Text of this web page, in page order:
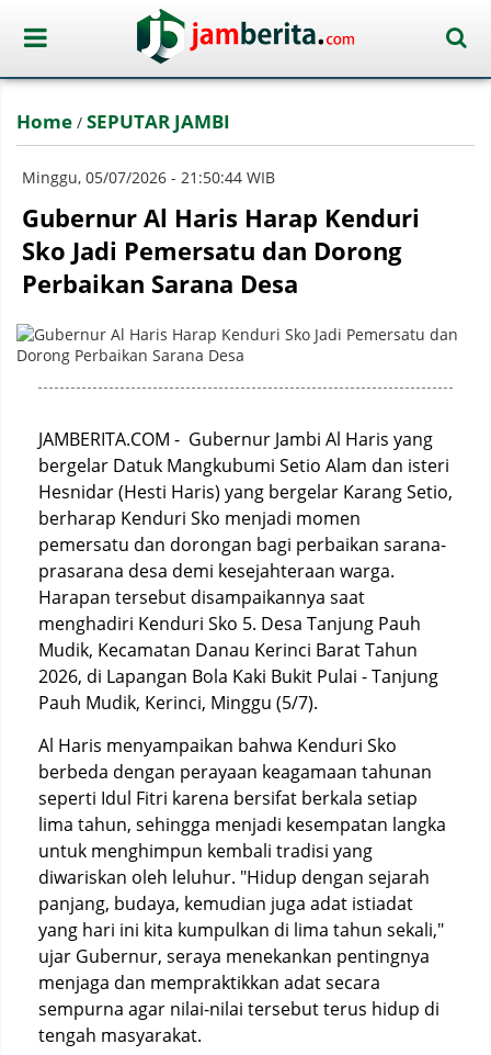
Home / SEPUTAR JAMBI
Minggu, 05/07/2026 - 21:50:44 WIB
Gubernur Al Haris Harap Kenduri
Sko Jadi Pemersatu dan Dorong
Perbaikan Sarana Desa
JAMBERITA.COM - Gubernur Jambi Al Haris yang
bergelar Datuk Mangkubumi Setio Alam dan isteri
Hesnidar (Hesti Haris) yang bergelar Karang Setio,
berharap Kenduri Sko menjadi momen
pemersatu dan dorongan bagi perbaikan sarana-
prasarana desa demi kesejahteraan warga.
Harapan tersebut disampaikannya saat
menghadiri Kenduri Sko 5. Desa Tanjung Pauh
Mudik, Kecamatan Danau Kerinci Barat Tahun
2026, di Lapangan Bola Kaki Bukit Pulai - Tanjung
Pauh Mudik, Kerinci, Minggu (5/7).
Al Haris menyampaikan bahwa Kenduri Sko
berbeda dengan perayaan keagamaan tahunan
seperti Idul Fitri karena bersifat berkala setiap
lima tahun, sehingga menjadi kesempatan langka
untuk menghimpun kembali tradisi yang
diwariskan oleh leluhur. "Hidup dengan sejarah
panjang, budaya, kemudian juga adat istiadat
yang hari ini kita kumpulkan di lima tahun sekali,"
ujar Gubernur, seraya menekankan pentingnya
menjaga dan mempraktikkan adat secara
sempurna agar nilai-nilai tersebut terus hidup di
tengah masyarakat.